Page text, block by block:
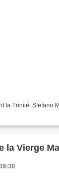
la Trinité, Stefano
la Vierge